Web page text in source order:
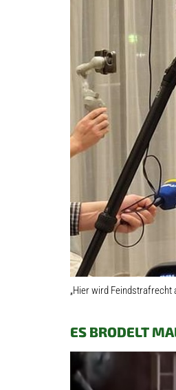
„Hier wird Feindstrafrecht
ES BRODELT